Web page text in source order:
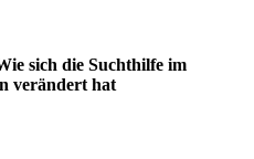
sich die Suchthilfe im
verändert hat